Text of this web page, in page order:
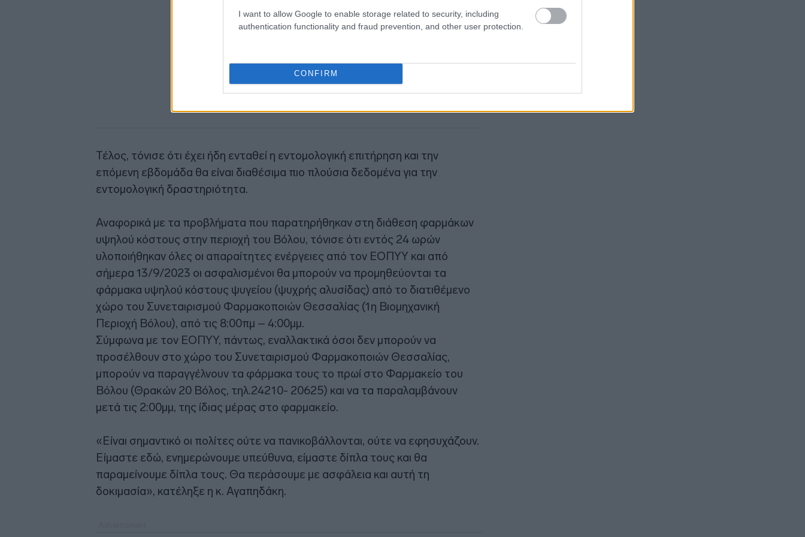
I want to allow Google to enable storage related to security, including
authentication functionality and fraud prevention, and other user protection.
CONFIRM
Τέλος, τόνισε ότι έχει ήδη ενταθεί η εντομολογική επιτήρηση και την
επόμενη εβδομάδα θα είναι διαθέσιμα πιο πλούσια δεδομένα για την
εντομολογική δραστηριότητα.
Αναφορικά με τα προβλήματα που παρατηρήθηκαν στη διάθεση φαρμάκων
υψηλού κόστους στην περιοχή του Βόλου, τόνισε ότι εντός 24 ωρών
υλοποιήθηκαν όλες οι απαραίτητες ενέργειες από τον ΕΟΠΥΥ και από
σήμερα 13/9/2023 οι ασφαλισμένοι θα μπορούν να προμηθεύονται τα
φάρμακα υψηλού κόστους ψυγείου (ψυχρής αλυσίδας) από το διατιθέμενο
χώρο του Συνεταιρισμού Φαρμακοποιών Θεσσαλίας (1η Βιομηχανική
Περιοχή Βόλου), από τις 8:00πμ – 4:00μμ.
Σύμφωνα με τον ΕΟΠΥΥ, πάντως, εναλλακτικά όσοι δεν μπορούν να
προσέλθουν στο χώρο του Συνεταιρισμού Φαρμακοποιών Θεσσαλίας,
μπορούν να παραγγέλνουν τα φάρμακα τους το πρωί στο Φαρμακείο του
Βόλου (Θρακών 20 Βόλος, τηλ.24210- 20625) και να τα παραλαμβάνουν
μετά τις 2:00μμ, της ίδιας μέρας στο φαρμακείο.
«Είναι σημαντικό οι πολίτες ούτε να πανικοβάλλονται, ούτε να εφησυχάζουν.
Είμαστε εδώ, ενημερώνουμε υπεύθυνα, είμαστε δίπλα τους και θα
παραμείνουμε δίπλα τους. Θα περάσουμε με ασφάλεια και αυτή τη
δοκιμασία», κατέληξε η κ. Αγαπηδάκη.